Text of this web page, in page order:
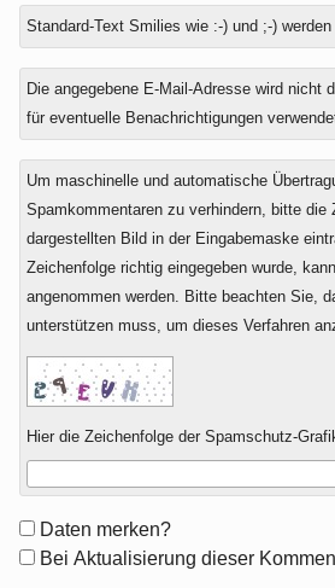
Standard-Text Smilies wie :-) und ;-)
Die angegebene E-Mail-Adresse wird nicht
für eventuelle Benachrichtigungen
Um maschinelle und automatische
Spamkommentaren zu verhindern, bitte die
dargestellten Bild in der Eingabemaske
Zeichenfolge richtig eingegeben wurde,
angenommen werden. Bitte beachten Sie,
unterstützen muss, um dieses Verfahren
Hier die Zeichenfolge der Spamschutz-
Formular-
Optionen
Daten merken?
Bei Aktualisierung dieser